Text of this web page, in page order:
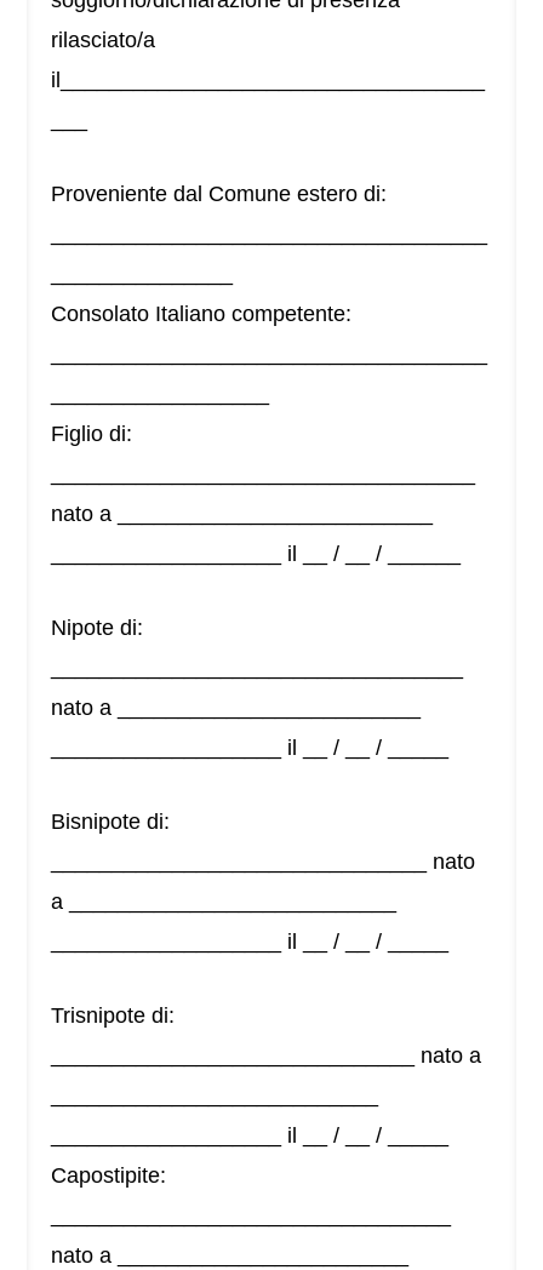
rilasciato/a
il___________________________________
Proveniente dal Comune estero di:
Consolato Italiano competente:
Figlio di:
nato a __________________________
___________________ il __ / __ / ______
Nipote di:
nato a _________________________
___________________ il __ / __ / _____
Bisnipote di:
_______________________________ nato
a ___________________________
___________________ il __ / __ / _____
Trisnipote di:
______________________________ nato a
___________________ il __ / __ / _____
Capostipite:
nato a ________________________